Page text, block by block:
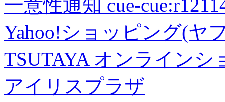
一意性通知 cue-
Yahoo!ショッピング(ヤ
TSUTAYA オンラインシ
アイリスプラザ